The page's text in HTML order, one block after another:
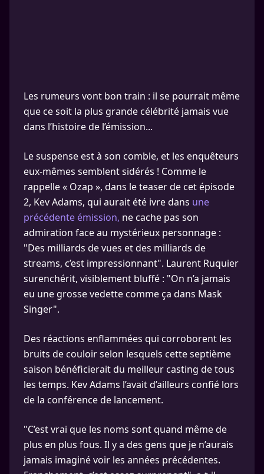
Les rumeurs vont bon train : il se pourrait même
que ce soit la plus grande célébrité jamais vue
dans l’histoire de l’émission...
Le suspense est à son comble, et les enquêteurs
eux-mêmes semblent sidérés ! Comme le
rappelle « Ozap », dans le teaser de cet épisode
2, Kev Adams, qui aurait été ivre dans une
précédente émission, ne cache pas son
admiration face au mystérieux personnage :
"Des milliards de vues et des milliards de
streams, c’est impressionnant". Laurent Ruquier
surenchérit, visiblement bluffé : "On n’a jamais
eu une grosse vedette comme ça dans Mask
Singer".
Des réactions enflammées qui corroborent les
bruits de couloir selon lesquels cette septième
saison bénéficierait du meilleur casting de tous
les temps. Kev Adams l’avait d’ailleurs confié lors
de la conférence de lancement.
"C’est vrai que les noms sont quand même de
plus en plus fous. Il y a des gens que je n’aurais
jamais imaginé voir les années précédentes.